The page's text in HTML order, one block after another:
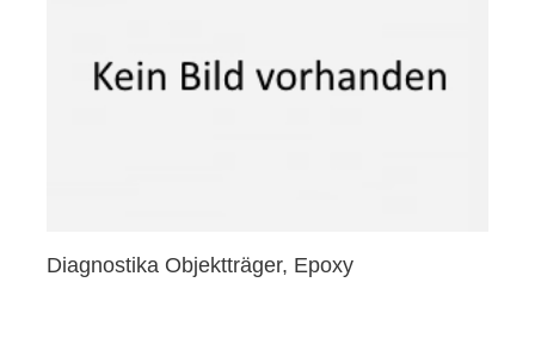
Diagnostika Objektträger, Epoxy